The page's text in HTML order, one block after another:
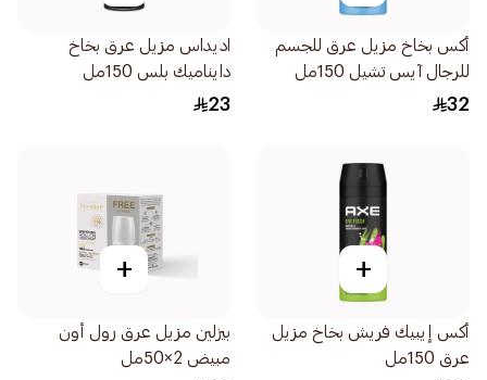
أكس بخاخ مزيل عرق للجسم
للرجال آيس تشيل 150مل
32
اديداس مزيل عرق بخاخ
دايناميك بلس 150مل
23
+
أكس إيبيك فريش بخاخ مزيل
عرق 150مل
+
بيزلين مزيل عرق رول أون
مبيض 2×50مل